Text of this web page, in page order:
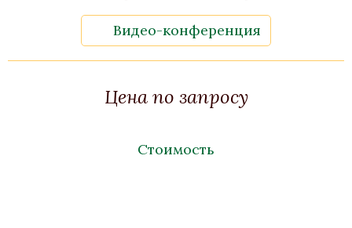
Видео-конференция
Цена по запросу
Стоимость